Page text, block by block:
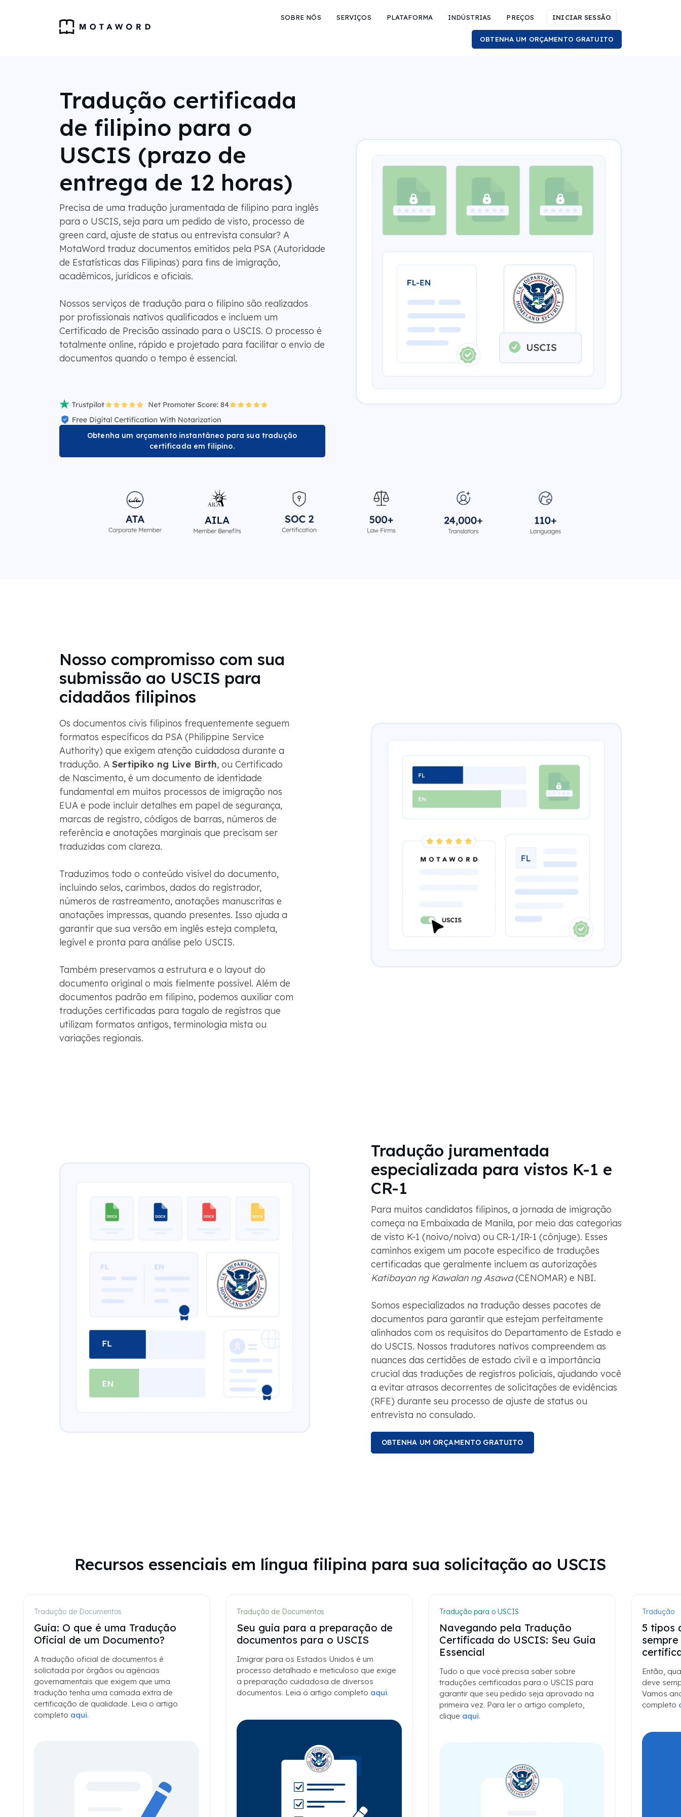
SOBRE NÓS SERVIÇOS PLATAFORMA INDÚSTRIAS PREÇOS INICIAR SESSÃO
OBTENHA UM ORÇAMENTO GRATUITO
Tradução certificada
de filipino para o
USCIS (prazo de
entrega de 12 horas)
Precisa de uma tradução juramentada de filipino para inglês
para o USCIS, seja para um pedido de visto, processo de
green card, ajuste de status ou entrevista consular? A
MotaWord traduz documentos emitidos pela PSA (Autoridade
de Estatísticas das Filipinas) para fins de imigração,
acadêmicos, jurídicos e oficiais.
Nossos serviços de tradução para o filipino são realizados
por profissionais nativos qualificados e incluem um
Certificado de Precisão assinado para o USCIS. O processo é
totalmente online, rápido e projetado para facilitar o envio de
documentos quando o tempo é essencial.
Obtenha um orçamento instantâneo para sua tradução
certificada em filipino.
Nosso compromisso com sua
submissão ao USCIS para
cidadãos filipinos
Os documentos civis filipinos frequentemente seguem
formatos específicos da PSA (Philippine Service
Authority) que exigem atenção cuidadosa durante a
tradução. A Sertipiko ng Live Birth, ou Certificado
de Nascimento, é um documento de identidade
fundamental em muitos processos de imigração nos
EUA e pode incluir detalhes em papel de segurança,
marcas de registro, códigos de barras, números de
referência e anotações marginais que precisam ser
traduzidas com clareza.
Traduzimos todo o conteúdo visível do documento,
incluindo selos, carimbos, dados do registrador,
números de rastreamento, anotações manuscritas e
anotações impressas, quando presentes. Isso ajuda a
garantir que sua versão em inglês esteja completa,
legível e pronta para análise pelo USCIS.
Também preservamos a estrutura e o layout do
documento original o mais fielmente possível. Além de
documentos padrão em filipino, podemos auxiliar com
traduções certificadas para tagalo de registros que
utilizam formatos antigos, terminologia mista ou
variações regionais.
Tradução juramentada
especializada para vistos K-1 e
CR-1
Para muitos candidatos filipinos, a jornada de imigração
começa na Embaixada de Manila, por meio das categorias
de visto K-1 (noivo/noiva) ou CR-1/IR-1 (cônjuge). Esses
caminhos exigem um pacote específico de traduções
certificadas que geralmente incluem as autorizações
Katibayan ng Kawalan ng Asawa(CENOMAR) e NBI.
Somos especializados na tradução desses pacotes de
documentos para garantir que estejam perfeitamente
alinhados com os requisitos do Departamento de Estado e
do USCIS. Nossos tradutores nativos compreendem as
nuances das certidões de estado civil e a importância
crucial das traduções de registros policiais, ajudando você
a evitar atrasos decorrentes de solicitações de evidências
(RFE) durante seu processo de ajuste de status ou
entrevista no consulado.
OBTENHA UM ORÇAMENTO GRATUITO
Recursos essenciais em língua filipina para sua solicitação ao USCIS
Tradução de Documentos
Guia: O que é uma Tradução
Oficial de um Documento?
A tradução oficial de documentos é
solicitada por órgãos ou agências
governamentais que exigem que uma
tradução tenha uma camada extra de
certificação de qualidade. Leia o artigo
completo aqui.
Tradução de Documentos
Seu guia para a preparação de
documentos para o USCIS
Imigrar para os Estados Unidos é um
processo detalhado e meticuloso que exige
a preparação cuidadosa de diversos
documentos. Leia o artigo completo aqui.
Tradução para o USCIS
Navegando pela Tradução
Certificada do USCIS: Seu Guia
Essencial
Tudo o que você precisa saber sobre
traduções certificadas para o USCIS para
garantir que seu pedido seja aprovado na
primeira vez. Para ler o artigo completo,
clique aqui.
Tradução
5 tipos
Então,
deve
Vamos
completo